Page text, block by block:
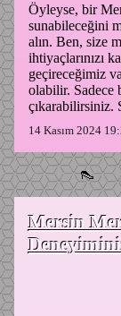
Öyleyse, bir
sunabileceğini
alın. Ben, size
ihtiyaçlarınızı
geçireceğimiz
olabilir. Sadece
çıkarabilirsiniz.
14 Kasım 2024
👠
Mersin